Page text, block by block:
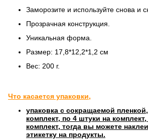
Заморозите и используйте снова и
Прозрачная конструкция.
Уникальная форма.
Размер: 17,8*12,2*1,2 см
Вес: 200 г.
Что касается упаковки,
упаковка с сокращаемой
комплект, по 4 штуки на
комплект, тогда вы можете
этикетку на продукты.